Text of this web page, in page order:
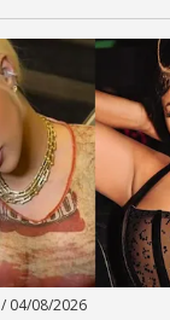
/ 04/08/2026